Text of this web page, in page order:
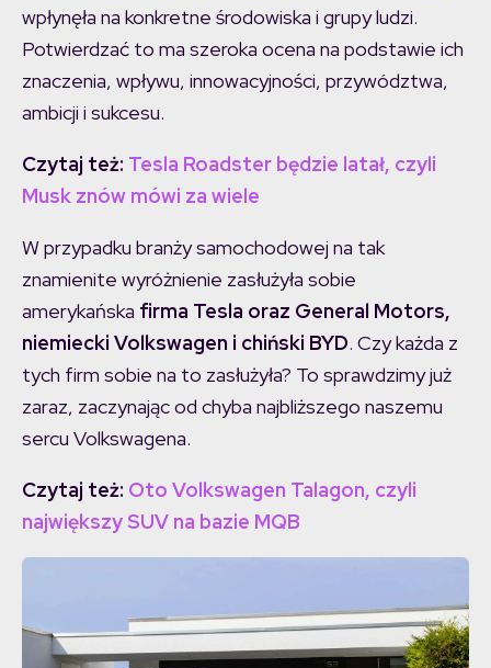
wpłynęła na konkretne środowiska i grupy ludzi.
Potwierdzać to ma szeroka ocena na podstawie ich
znaczenia, wpływu, innowacyjności, przywództwa,
ambicji i sukcesu.
Czytaj też: Tesla Roadster będzie latał, czyli
Musk znów mówi za wiele
W przypadku branży samochodowej na tak
znamienite wyróżnienie zasłużyła sobie
amerykańska firma Tesla oraz General Motors,
niemiecki Volkswagen i chiński BYD. Czy każda z
tych firm sobie na to zasłużyła? To sprawdzimy już
zaraz, zaczynając od chyba najbliższego naszemu
sercu Volkswagena.
Czytaj też: Oto Volkswagen Talagon, czyli
największy SUV na bazie MQB